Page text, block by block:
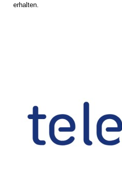
erhalten.